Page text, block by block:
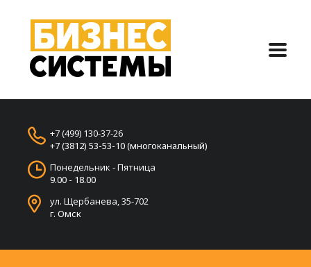
+7 (499) 130-37-26
+7 (3812) 53-53-10 (многоканальный)
Понедельник - Пятница
9.00 - 18.00
ул. Щербанева, 35-702
г. Омск